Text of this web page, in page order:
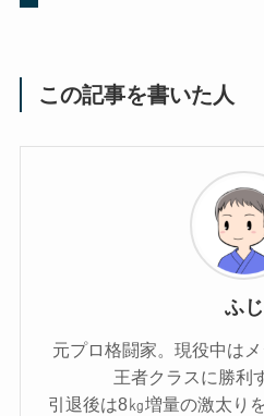
この記事を書いた人
ふじ
元プロ格闘家。現役中は
王者クラスに勝利
引退後は8㎏増量の激太り